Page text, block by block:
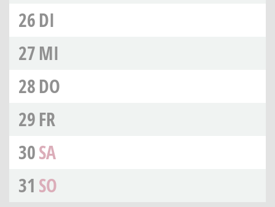
26DI
27MI
28DO
29FR
30SA
31 SO